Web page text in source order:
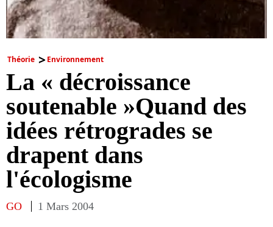
Théorie Environnement
La « décroissance
soutenable »Quand des
idées rétrogrades se
drapent dans
l'écologisme
GO 1 Mars 2004